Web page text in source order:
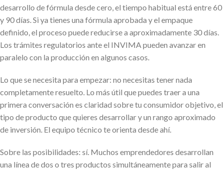
desarrollo de fórmula desde cero, el tiempo habitual está entre 60
y 90 días. Si ya tienes una fórmula aprobada y el empaque
definido, el proceso puede reducirse a aproximadamente 30 días.
Los trámites regulatorios ante el INVIMA pueden avanzar en
paralelo con la producción en algunos casos.
Lo que se necesita para empezar: no necesitas tener nada
completamente resuelto. Lo más útil que puedes traer a una
primera conversación es claridad sobre tu consumidor objetivo, el
tipo de producto que quieres desarrollar y un rango aproximado
de inversión. El equipo técnico te orienta desde ahí.
Sobre las posibilidades: sí. Muchos emprendedores desarrollan
una línea de dos o tres productos simultáneamente para salir al